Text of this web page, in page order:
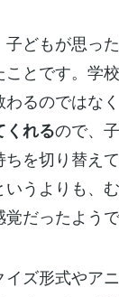
どもが思っ
ことです。学
るのではなく
くれるので、
を切り替え
いうよりも、
だったようで
ズ形式やア